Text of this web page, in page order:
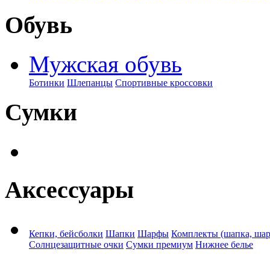
Обувь
Мужская обувь
Ботинки Шлепанцы Спортивные кроссовки
Сумки
Аксессуары
Кепки, бейсболки Шапки Шарфы Комплекты (шапка,
Солнцезащитные очки Сумки премиум Нижнее белье